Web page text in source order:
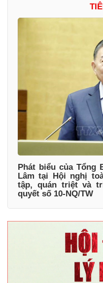
Phát biểu của
Lâm tại Hội nghị
tập, quán triệt và
quyết số 10-NQ/TW